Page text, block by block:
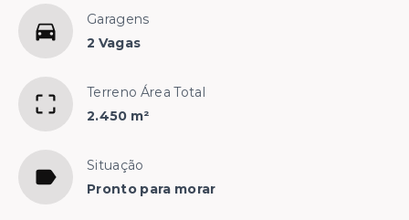
Garagens
2 Vagas
Terreno Área Total
2.450 m²
Situação
Pronto para morar